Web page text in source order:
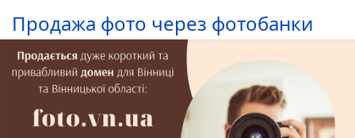
Продажа фото через фотобанки